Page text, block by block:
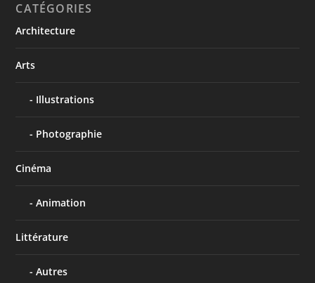
CATÉGORIES
Architecture
Arts
Illustrations
Photographie
Cinéma
Animation
Littérature
Autres